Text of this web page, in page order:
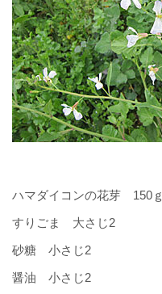
ハマダイコンの花芽 150ｇ
すりごま 大さじ2
砂糖 小さじ2
醤油 小さじ2